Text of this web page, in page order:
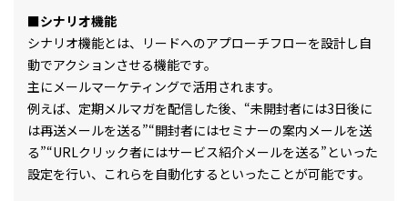
■シナリオ機能
シナリオ機能とは、リードへのアプローチフローを設計し自
動でアクションさせる機能です。
主にメールマーケティングで活用されます。
例えば、定期メルマガを配信した後、“未開封者には3日後に
は再送メールを送る”“開封者にはセミナーの案内メールを送
る”“URLクリック者にはサービス紹介メールを送る”といった
設定を行い、これらを自動化するといったことが可能です。